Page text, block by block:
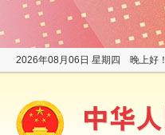
2026年08月06日 星期四 晚上好！